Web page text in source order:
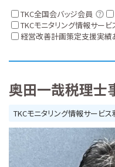
TKC全国会バッジ会員
TKCモニタリング情報サービ
経営改善計画策定支援実績
奥田一哉税理士
TKCモニタリング情報サービス